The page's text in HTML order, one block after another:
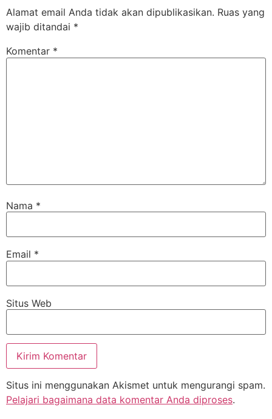
Alamat email Anda tidak akan dipublikasikan. Ruas yang
wajib ditandai *
Komentar *
Nama *
Email *
Situs Web
Situs ini menggunakan Akismet untuk mengurangi spam.
Pelajari bagaimana data komentar Anda diproses.